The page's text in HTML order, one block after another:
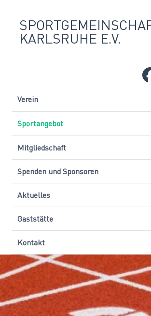
content
KARLSRUHE E.V.
Verein
Sportangebot
Mitgliedschaft
Spenden und Sponsoren
Aktuelles
Gaststätte
Kontakt